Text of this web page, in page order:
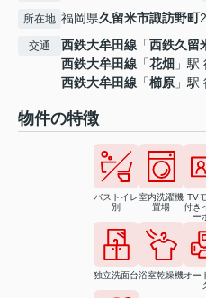
所在地 福岡県久留米市諏訪野町
交通 西鉄大牟田線 「西鉄久留
西鉄大牟田線 「花畑 」駅
西鉄大牟田線 「櫛原 」駅
物件の特徴
バストイレ
別
室内洗濯機
置場
TV
付き
ー
独立洗面台浴室乾燥機オー